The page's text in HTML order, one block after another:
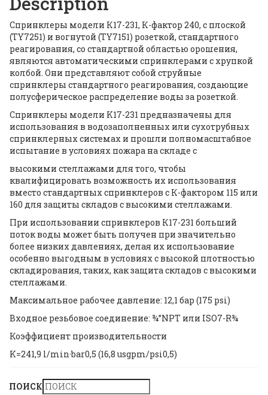
Спринклеры модели К17-231, К-фактор 240, с плоской
(TY7251) и вогнутой (TY7151) розеткой, стандартного
реагирования, со стандартной областью орошения,
являются автоматическими спринклерами с хрупкой
колбой. Они представляют собой струйные
спринклеры стандартного реагирования, создающие
полусферическое распределение воды за розеткой.
Спринклеры модели K17-231 предназначены для
использования в водозаполненных или сухотрубных
спринклерных системах и прошли полномасштабное
испытание в условиях пожара на складе с
высокими стеллажами для того, чтобы
квалифицировать возможность их использования
вместо стандартных спринклеров с К-фактором 115 или
160 для защиты складов с высокими стеллажами.
При использовании спринклеров К17-231 больший
поток воды может быть получен при значительно
более низких давлениях, делая их использование
особенно выгодным в условиях с высокой плотностью
складирования, таких, как защита складов с высокими
стеллажами.
Максимальное рабочее давление: 12,1 бар (175 psi)
Входное резьбовое соединение: ¾”NPT или ISO7-R¾
Коэффициент производительности
K=241,9 l/min·bar0,5 (16,8 usgpm/psi0,5)
ПОИСК